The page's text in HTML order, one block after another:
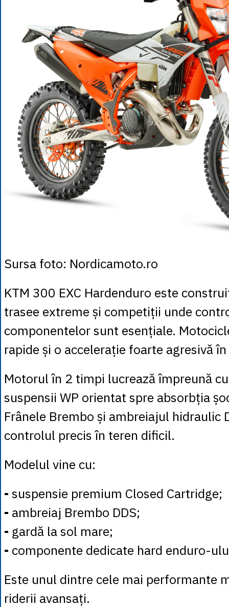
Sursa foto: Nordicamoto.ro
KTM 300 EXC Hardenduro este
trasee extreme și competiții unde
componentelor sunt esențiale.
rapide și o accelerație foarte agresivă
Motorul în 2 timpi lucrează împreună
suspensii WP orientat spre absorbția
Frânele Brembo și ambreiajul hidraulic
controlul precis în teren dificil.
Modelul vine cu:
- suspensie premium Closed Cartridge;
- ambreiaj Brembo DDS;
- gardă la sol mare;
- componente dedicate hard enduro-
Este unul dintre cele mai performante
riderii avansați.